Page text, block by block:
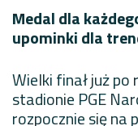
Medal dla
upominki dla
Wielki finał już
stadionie PGE
rozpocznie się na